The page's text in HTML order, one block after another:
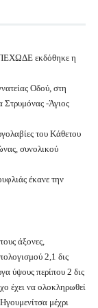
εκδόθηκε η
Οδού, στη
-Άγιος
του Κάθετου
συνολικού
έκανε την
άξονες,
2,1 δις
ύψους περίπου 2 δις
έχει να ολοκληρωθεί
μέχρι